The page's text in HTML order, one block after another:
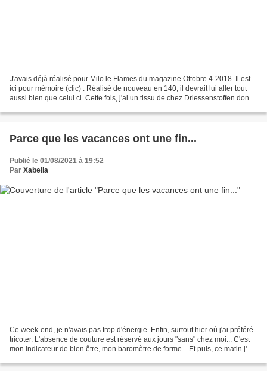
J'avais déjà réalisé pour Milo le Flames du magazine Ottobre 4-2018. Il est
ici pour mémoire (clic) . Réalisé de nouveau en 140, il devrait lui aller tout
aussi bien que celui ci. Cette fois, j'ai un tissu de chez Driessenstoffen dont
Parce que les vacances ont une fin...
Publié le 01/08/2021 à 19:52
Par Xabella
Ce week-end, je n'avais pas trop d'énergie. Enfin, surtout hier où j'ai préféré
tricoter. L'absence de couture est réservé aux jours "sans" chez moi... C'est
mon indicateur de bien être, mon baromètre de forme... Et puis, ce matin j'ai